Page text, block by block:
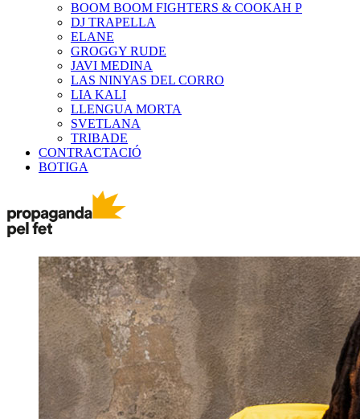
BOOM BOOM FIGHTERS & COOKAH P
DJ TRAPELLA
ELANE
GROGGY RUDE
JAVI MEDINA
LAS NINYAS DEL CORRO
LIA KALI
LLENGUA MORTA
SVETLANA
TRIBADE
CONTRACTACIÓ
BOTIGA